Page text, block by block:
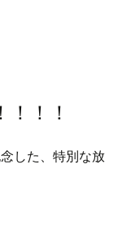
！！
した、特別な放